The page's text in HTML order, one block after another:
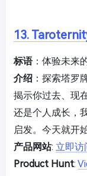
13.
标语：体验未来
介绍 ：探索塔罗
揭示你过去、现
还是个人成长，
启发。今天就开
产品网站: 立即访
Product Hunt: